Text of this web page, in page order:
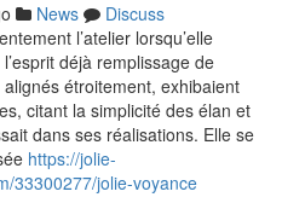
News
Discuss
l’atelier lorsqu’elle
déjà remplissage de
étroitement, exhibaient
citant la simplicité des élan et
dans ses réalisations. Elle se
https://jolie-
33300277/jolie-voyance